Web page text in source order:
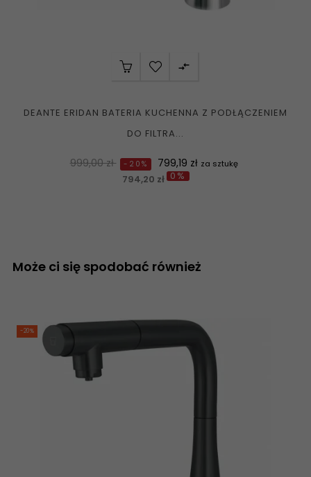

DEANTE ERIDAN BATERIA KUCHENNA Z PODŁĄCZENIEM
DO FILTRA...
Normalna
999,00 zł -20% Cena
799,19 zł za sztukę
794,20 zł 0%
Może ci się spodobać również
-20%